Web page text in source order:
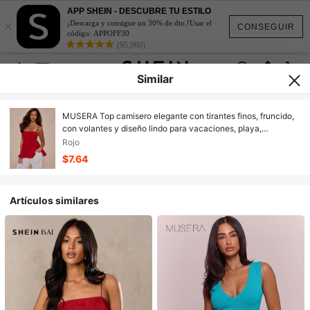
CONSEGUIR
×
APP SHEIN - DESCUBRE TU ESTILO
¡Descarga y consigue un 30% de dto.!Usar el
código: APPOFF30
(95,960)
Similar
MUSERA Top camisero elegante con tirantes finos, fruncido,
con volantes y diseño lindo para vacaciones, playa,
escapada dulce, festivales, salidas y uso en primavera y
verano de manera sexy y elegante
Rojo
$7.64
Artículos similares